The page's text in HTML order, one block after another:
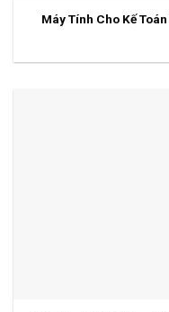
Máy Tính Cho Kế